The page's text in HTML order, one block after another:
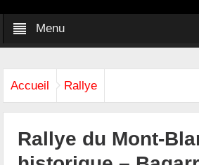
Menu
Accueil Rallye
Rallye du Mont-